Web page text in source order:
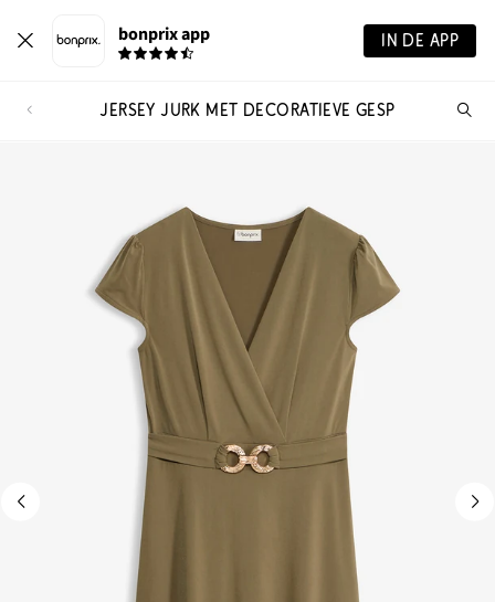
bonprix app IN DE APP
JERSEY JURK MET DECORATIEVE GESP